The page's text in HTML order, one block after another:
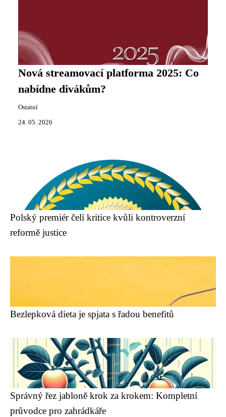
Nová streamovací platforma 2025: Co
nabídne divákům?
Ostatní
24. 05. 2026
Polský premiér čelí kritice kvůli kontroverzní
reformě justice
Bezlepková dieta je spjata s řadou benefitů
Správný řez jabloně krok za krokem: Kompletní
průvodce pro zahrádkáře